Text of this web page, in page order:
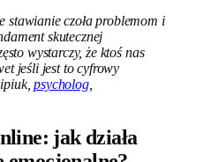
stawianie czoła problemom i
skutecznej
wystarczy, że ktoś nas
jeśli jest to cyfrowy
psycholog,
jak działa